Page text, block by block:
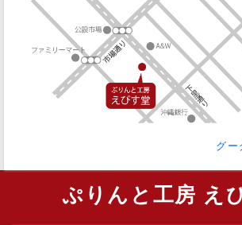
グー
ぷりんと工房 え